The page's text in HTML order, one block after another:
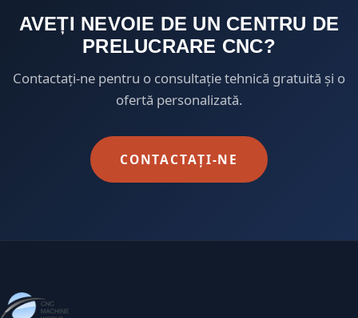
AVEȚI NEVOIE DE UN CENTRU DE
PRELUCRARE CNC?
Contactați-ne pentru o consultație tehnică gratuită și o
ofertă personalizată.
CONTACTAȚI-NE